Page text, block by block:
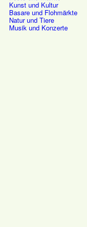
Kunst und Kultur
Basare und Flohmärkte
Natur und Tiere
Musik und Konzerte